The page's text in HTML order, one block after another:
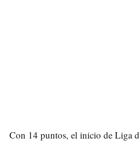
Con 14 puntos, el inicio de Liga